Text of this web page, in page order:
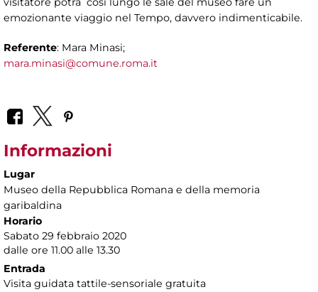
emozionante viaggio nel Tempo, davvero indimenticabile.
Referente: Mara Minasi;
mara.minasi@comune.roma.it
Informazioni
Lugar
Museo della Repubblica Romana e della memoria
garibaldina
Horario
Sabato 29 febbraio 2020
dalle ore 11.00 alle 13.30
Entrada
Visita guidata tattile-sensoriale gratuita